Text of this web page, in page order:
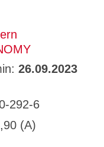
26.09.2023
292-6
(A)